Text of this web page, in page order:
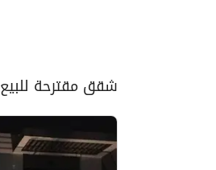
شقق مقترحة للبيع